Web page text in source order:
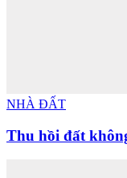
NHÀ ĐẤT
Thu hồi đất